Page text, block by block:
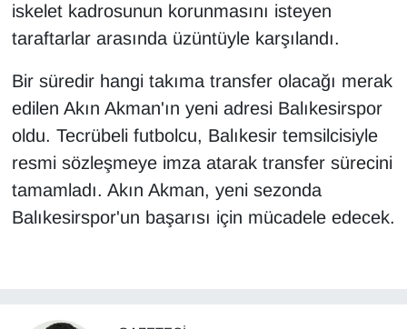
iskelet kadrosunun korunmasını isteyen
taraftarlar arasında üzüntüyle karşılandı.
Bir süredir hangi takıma transfer olacağı merak
edilen Akın Akman'ın yeni adresi Balıkesirspor
oldu. Tecrübeli futbolcu, Balıkesir temsilcisiyle
resmi sözleşmeye imza atarak transfer sürecini
tamamladı. Akın Akman, yeni sezonda
Balıkesirspor'un başarısı için mücadele edecek.